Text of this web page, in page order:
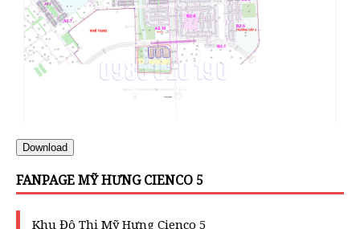
Download
FANPAGE MỸ HƯNG CIENCO 5
Khu Đô Thị Mỹ Hưng Cienco 5